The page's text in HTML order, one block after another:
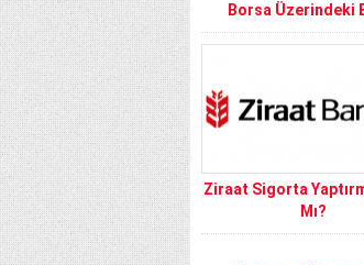
Borsa Üzerindeki
Ziraat Sigorta
Mı?